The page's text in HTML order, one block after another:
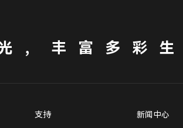
，丰富多彩
支持 新闻中心